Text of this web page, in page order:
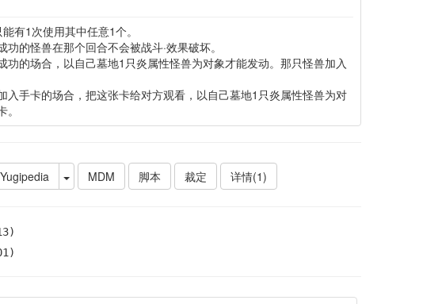
有1次使用其中任意1个。
的怪兽在那个回合不会被战斗·效果破坏。
的场合，以自己墓地1只炎属性怪兽为对象才能发动。那只怪兽加入
手卡的场合，把这张卡给对方观看，以自己墓地1只炎属性怪兽为对
Yugipedia MDM 脚本 裁定 详情(1)